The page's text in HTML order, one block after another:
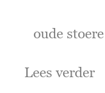
oude
Lees verder